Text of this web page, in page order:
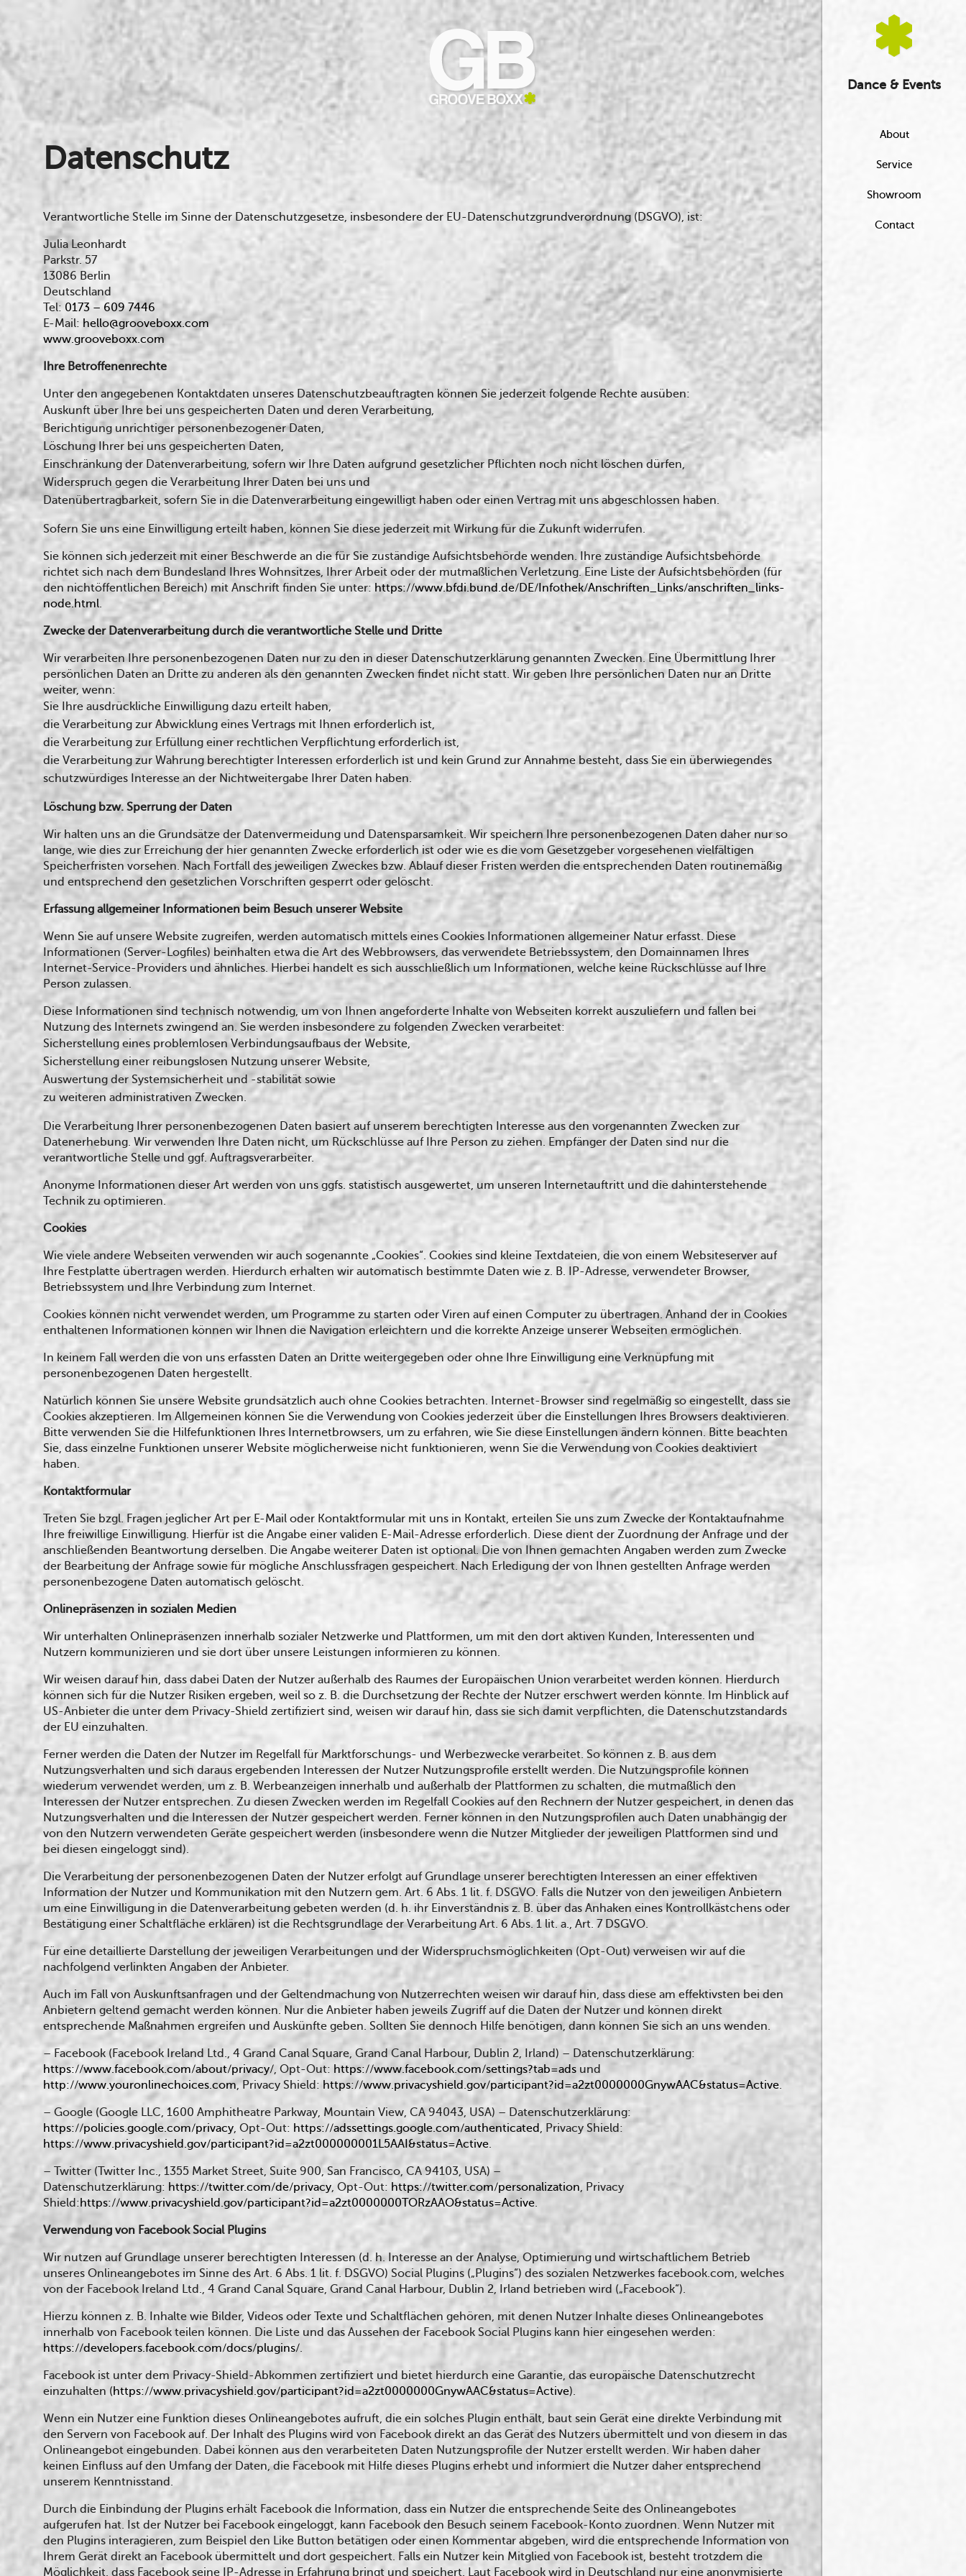
Dance & Events
About
Service
Showroom
Contact
Datenschutz
Verantwortliche Stelle im Sinne der Datenschutzgesetze, insbesondere der EU-Datenschutzgrundverordnung (DSGVO), ist:
Julia Leonhardt
Parkstr. 57
13086 Berlin
Deutschland
Tel: 0173 – 609 7446
E-Mail: hello@grooveboxx.com
www.grooveboxx.com
Ihre Betroffenenrechte
Unter den angegebenen Kontaktdaten unseres Datenschutzbeauftragten können Sie jederzeit folgende Rechte ausüben:
Auskunft über Ihre bei uns gespeicherten Daten und deren Verarbeitung,
Berichtigung unrichtiger personenbezogener Daten,
Löschung Ihrer bei uns gespeicherten Daten,
Einschränkung der Datenverarbeitung, sofern wir Ihre Daten aufgrund gesetzlicher Pflichten noch nicht löschen dürfen,
Widerspruch gegen die Verarbeitung Ihrer Daten bei uns und
Datenübertragbarkeit, sofern Sie in die Datenverarbeitung eingewilligt haben oder einen Vertrag mit uns abgeschlossen haben.
Sofern Sie uns eine Einwilligung erteilt haben, können Sie diese jederzeit mit Wirkung für die Zukunft widerrufen.
Sie können sich jederzeit mit einer Beschwerde an die für Sie zuständige Aufsichtsbehörde wenden. Ihre zuständige Aufsichtsbehörde
richtet sich nach dem Bundesland Ihres Wohnsitzes, Ihrer Arbeit oder der mutmaßlichen Verletzung. Eine Liste der Aufsichtsbehörden (für
den nichtöffentlichen Bereich) mit Anschrift finden Sie unter: https://www.bfdi.bund.de/DE/Infothek/Anschriften_Links/anschriften_links-
node.html.
Zwecke der Datenverarbeitung durch die verantwortliche Stelle und Dritte
Wir verarbeiten Ihre personenbezogenen Daten nur zu den in dieser Datenschutzerklärung genannten Zwecken. Eine Übermittlung Ihrer
persönlichen Daten an Dritte zu anderen als den genannten Zwecken findet nicht statt. Wir geben Ihre persönlichen Daten nur an Dritte
weiter, wenn:
Sie Ihre ausdrückliche Einwilligung dazu erteilt haben,
die Verarbeitung zur Abwicklung eines Vertrags mit Ihnen erforderlich ist,
die Verarbeitung zur Erfüllung einer rechtlichen Verpflichtung erforderlich ist,
die Verarbeitung zur Wahrung berechtigter Interessen erforderlich ist und kein Grund zur Annahme besteht, dass Sie ein überwiegendes
schutzwürdiges Interesse an der Nichtweitergabe Ihrer Daten haben.
Löschung bzw. Sperrung der Daten
Wir halten uns an die Grundsätze der Datenvermeidung und Datensparsamkeit. Wir speichern Ihre personenbezogenen Daten daher nur so
lange, wie dies zur Erreichung der hier genannten Zwecke erforderlich ist oder wie es die vom Gesetzgeber vorgesehenen vielfältigen
Speicherfristen vorsehen. Nach Fortfall des jeweiligen Zweckes bzw. Ablauf dieser Fristen werden die entsprechenden Daten routinemäßig
und entsprechend den gesetzlichen Vorschriften gesperrt oder gelöscht.
Erfassung allgemeiner Informationen beim Besuch unserer Website
Wenn Sie auf unsere Website zugreifen, werden automatisch mittels eines Cookies Informationen allgemeiner Natur erfasst. Diese
Informationen (Server-Logfiles) beinhalten etwa die Art des Webbrowsers, das verwendete Betriebssystem, den Domainnamen Ihres
Internet-Service-Providers und ähnliches. Hierbei handelt es sich ausschließlich um Informationen, welche keine Rückschlüsse auf Ihre
Person zulassen.
Diese Informationen sind technisch notwendig, um von Ihnen angeforderte Inhalte von Webseiten korrekt auszuliefern und fallen bei
Nutzung des Internets zwingend an. Sie werden insbesondere zu folgenden Zwecken verarbeitet:
Sicherstellung eines problemlosen Verbindungsaufbaus der Website,
Sicherstellung einer reibungslosen Nutzung unserer Website,
Auswertung der Systemsicherheit und -stabilität sowie
zu weiteren administrativen Zwecken.
Die Verarbeitung Ihrer personenbezogenen Daten basiert auf unserem berechtigten Interesse aus den vorgenannten Zwecken zur
Datenerhebung. Wir verwenden Ihre Daten nicht, um Rückschlüsse auf Ihre Person zu ziehen. Empfänger der Daten sind nur die
verantwortliche Stelle und ggf. Auftragsverarbeiter.
Anonyme Informationen dieser Art werden von uns ggfs. statistisch ausgewertet, um unseren Internetauftritt und die dahinterstehende
Technik zu optimieren.
Cookies
Wie viele andere Webseiten verwenden wir auch sogenannte „Cookies“. Cookies sind kleine Textdateien, die von einem Websiteserver auf
Ihre Festplatte übertragen werden. Hierdurch erhalten wir automatisch bestimmte Daten wie z. B. IP-Adresse, verwendeter Browser,
Betriebssystem und Ihre Verbindung zum Internet.
Cookies können nicht verwendet werden, um Programme zu starten oder Viren auf einen Computer zu übertragen. Anhand der in Cookies
enthaltenen Informationen können wir Ihnen die Navigation erleichtern und die korrekte Anzeige unserer Webseiten ermöglichen.
In keinem Fall werden die von uns erfassten Daten an Dritte weitergegeben oder ohne Ihre Einwilligung eine Verknüpfung mit
personenbezogenen Daten hergestellt.
Natürlich können Sie unsere Website grundsätzlich auch ohne Cookies betrachten. Internet-Browser sind regelmäßig so eingestellt, dass sie
Cookies akzeptieren. Im Allgemeinen können Sie die Verwendung von Cookies jederzeit über die Einstellungen Ihres Browsers deaktivieren.
Bitte verwenden Sie die Hilfefunktionen Ihres Internetbrowsers, um zu erfahren, wie Sie diese Einstellungen ändern können. Bitte beachten
Sie, dass einzelne Funktionen unserer Website möglicherweise nicht funktionieren, wenn Sie die Verwendung von Cookies deaktiviert
haben.
Kontaktformular
Treten Sie bzgl. Fragen jeglicher Art per E-Mail oder Kontaktformular mit uns in Kontakt, erteilen Sie uns zum Zwecke der Kontaktaufnahme
Ihre freiwillige Einwilligung. Hierfür ist die Angabe einer validen E-Mail-Adresse erforderlich. Diese dient der Zuordnung der Anfrage und der
anschließenden Beantwortung derselben. Die Angabe weiterer Daten ist optional. Die von Ihnen gemachten Angaben werden zum Zwecke
der Bearbeitung der Anfrage sowie für mögliche Anschlussfragen gespeichert. Nach Erledigung der von Ihnen gestellten Anfrage werden
personenbezogene Daten automatisch gelöscht.
Onlinepräsenzen in sozialen Medien
​Wir unterhalten Onlinepräsenzen innerhalb sozialer Netzwerke und Plattformen, um mit den dort aktiven Kunden, Interessenten und
Nutzern kommunizieren und sie dort über unsere Leistungen informieren zu können.
Wir weisen darauf hin, dass dabei Daten der Nutzer außerhalb des Raumes der Europäischen Union verarbeitet werden können. Hierdurch
können sich für die Nutzer Risiken ergeben, weil so z. B. die Durchsetzung der Rechte der Nutzer erschwert werden könnte. Im Hinblick auf
US-Anbieter die unter dem Privacy-Shield zertifiziert sind, weisen wir darauf hin, dass sie sich damit verpflichten, die Datenschutzstandards
der EU einzuhalten.
Ferner werden die Daten der Nutzer im Regelfall für Marktforschungs- und Werbezwecke verarbeitet. So können z. B. aus dem
Nutzungsverhalten und sich daraus ergebenden Interessen der Nutzer Nutzungsprofile erstellt werden. Die Nutzungsprofile können
wiederum verwendet werden, um z. B. Werbeanzeigen innerhalb und außerhalb der Plattformen zu schalten, die mutmaßlich den
Interessen der Nutzer entsprechen. Zu diesen Zwecken werden im Regelfall Cookies auf den Rechnern der Nutzer gespeichert, in denen das
Nutzungsverhalten und die Interessen der Nutzer gespeichert werden. Ferner können in den Nutzungsprofilen auch Daten unabhängig der
von den Nutzern verwendeten Geräte gespeichert werden (insbesondere wenn die Nutzer Mitglieder der jeweiligen Plattformen sind und
bei diesen eingeloggt sind).
Die Verarbeitung der personenbezogenen Daten der Nutzer erfolgt auf Grundlage unserer berechtigten Interessen an einer effektiven
Information der Nutzer und Kommunikation mit den Nutzern gem. Art. 6 Abs. 1 lit. f. DSGVO. Falls die Nutzer von den jeweiligen Anbietern
um eine Einwilligung in die Datenverarbeitung gebeten werden (d. h. ihr Einverständnis z. B. über das Anhaken eines Kontrollkästchens oder
Bestätigung einer Schaltfläche erklären) ist die Rechtsgrundlage der Verarbeitung Art. 6 Abs. 1 lit. a., Art. 7 DSGVO.
Für eine detaillierte Darstellung der jeweiligen Verarbeitungen und der Widerspruchsmöglichkeiten (Opt-Out) verweisen wir auf die
nachfolgend verlinkten Angaben der Anbieter.
Auch im Fall von Auskunftsanfragen und der Geltendmachung von Nutzerrechten weisen wir darauf hin, dass diese am effektivsten bei den
Anbietern geltend gemacht werden können. Nur die Anbieter haben jeweils Zugriff auf die Daten der Nutzer und können direkt
entsprechende Maßnahmen ergreifen und Auskünfte geben. Sollten Sie dennoch Hilfe benötigen, dann können Sie sich an uns wenden.
– Facebook (Facebook Ireland Ltd., 4 Grand Canal Square, Grand Canal Harbour, Dublin 2, Irland) – Datenschutzerklärung:
https://www.facebook.com/about/privacy/, Opt-Out: https://www.facebook.com/settings?tab=ads und
http://www.youronlinechoices.com, Privacy Shield: https://www.privacyshield.gov/participant?id=a2zt0000000GnywAAC&status=Active.
– Google (Google LLC, 1600 Amphitheatre Parkway, Mountain View, CA 94043, USA) – Datenschutzerklärung:
https://policies.google.com/privacy, Opt-Out: https://adssettings.google.com/authenticated , Privacy Shield:
https://www.privacyshield.gov/participant?id=a2zt000000001L5AAI&status=Active.
– Twitter (Twitter Inc., 1355 Market Street, Suite 900, San Francisco, CA 94103, USA) –
Datenschutzerklärung: https://twitter.com/de/privacy, Opt-Out: https://twitter.com/personalization, Privacy
Shield:https://www.privacyshield.gov/participant?id=a2zt0000000TORzAAO&status=Active.
Verwendung von Facebook Social Plugins
Wir nutzen auf Grundlage unserer berechtigten Interessen (d. h. Interesse an der Analyse, Optimierung und wirtschaftlichem Betrieb
unseres Onlineangebotes im Sinne des Art. 6 Abs. 1 lit. f. DSGVO) Social Plugins („Plugins“) des sozialen Netzwerkes facebook.com, welches
von der Facebook Ireland Ltd., 4 Grand Canal Square, Grand Canal Harbour, Dublin 2, Irland betrieben wird („Facebook“).
Hierzu können z. B. Inhalte wie Bilder, Videos oder Texte und Schaltflächen gehören, mit denen Nutzer Inhalte dieses Onlineangebotes
innerhalb von Facebook teilen können. Die Liste und das Aussehen der Facebook Social Plugins kann hier eingesehen werden:
https://developers.facebook.com/docs/plugins/.
Facebook ist unter dem Privacy-Shield-Abkommen zertifiziert und bietet hierdurch eine Garantie, das europäische Datenschutzrecht
einzuhalten (https://www.privacyshield.gov/participant?id=a2zt0000000GnywAAC&status=Active).
Wenn ein Nutzer eine Funktion dieses Onlineangebotes aufruft, die ein solches Plugin enthält, baut sein Gerät eine direkte Verbindung mit
den Servern von Facebook auf. Der Inhalt des Plugins wird von Facebook direkt an das Gerät des Nutzers übermittelt und von diesem in das
Onlineangebot eingebunden. Dabei können aus den verarbeiteten Daten Nutzungsprofile der Nutzer erstellt werden. Wir haben daher
keinen Einfluss auf den Umfang der Daten, die Facebook mit Hilfe dieses Plugins erhebt und informiert die Nutzer daher entsprechend
unserem Kenntnisstand.
Durch die Einbindung der Plugins erhält Facebook die Information, dass ein Nutzer die entsprechende Seite des Onlineangebotes
aufgerufen hat. Ist der Nutzer bei Facebook eingeloggt, kann Facebook den Besuch seinem Facebook-Konto zuordnen. Wenn Nutzer mit
den Plugins interagieren, zum Beispiel den Like Button betätigen oder einen Kommentar abgeben, wird die entsprechende Information von
Ihrem Gerät direkt an Facebook übermittelt und dort gespeichert. Falls ein Nutzer kein Mitglied von Facebook ist, besteht trotzdem die
Möglichkeit, dass Facebook seine IP-Adresse in Erfahrung bringt und speichert. Laut Facebook wird in Deutschland nur eine anonymisierte